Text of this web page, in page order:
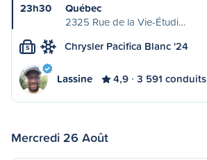
23h30
Québec
2325 Rue de la Vie-Étudi…
S Chrysler Pacifica Blanc '24
Lassine 4,9 3 591 conduits
Mercredi 26 Août